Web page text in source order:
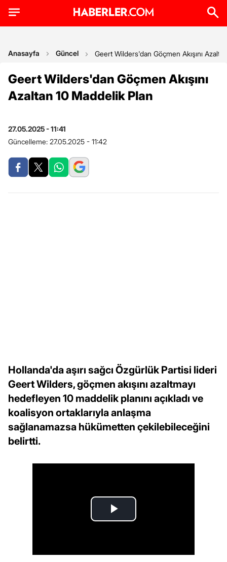
Anasayfa Güncel Geert Wilders'dan Göçmen Akışını
Geert Wilders'dan Göçmen Akışını
Azaltan 10 Maddelik Plan
27.05.2025 - 11:41
Güncelleme: 27.05.2025 - 11:42
Hollanda'da aşırı sağcı Özgürlük Partisi lideri
Geert Wilders, göçmen akışını azaltmayı
hedefleyen 10 maddelik planını açıkladı ve
koalisyon ortaklarıyla anlaşma
sağlanamazsa hükümetten çekilebileceğini
belirtti.